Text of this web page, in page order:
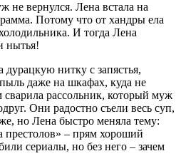
не вернулся. Лена встала на
Потому что от хандры ела
И тогда Лена
нытья!
дурацкую нитку с запястья,
пыль даже на шкафах, куда не
сварила рассольник, который муж
Они радостно съели весь суп,
но Лена быстро меняла тему:
престолов» – прям хороший
сериалы, но без него – зачем